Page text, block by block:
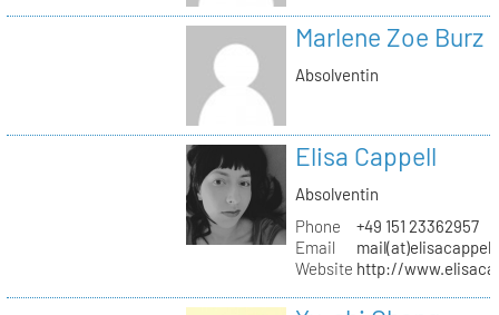
Marlene Zoe Burz
Absolventin
Elisa Cappell
Absolventin
Phone
+49 151 23362957
Email
Website http://